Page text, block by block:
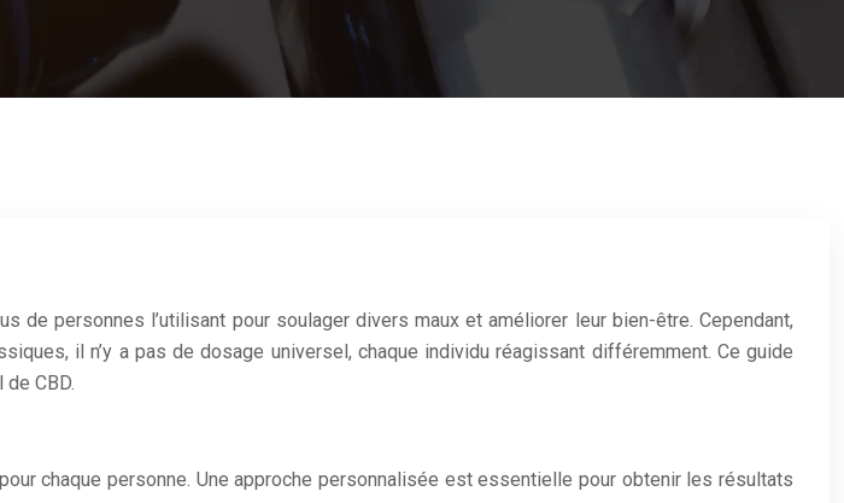
de personnes l’utilisant pour soulager divers maux et améliorer leur bien-être. Cependant,
il n’y a pas de dosage universel, chaque individu réagissant différemment. Ce guide
CBD.
chaque personne. Une approche personnalisée est essentielle pour obtenir les résultats